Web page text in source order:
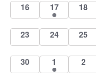
0
események
16
1
esemény
17
0
18
0
események
23
0
események
24
0
25
0
események
30
1
esemény
1
0
2